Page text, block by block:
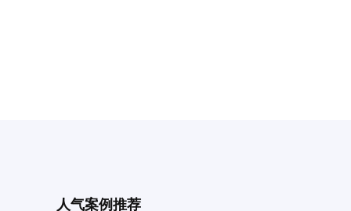
人气案例推荐